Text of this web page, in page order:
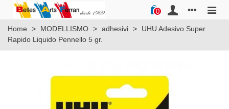
0
Home > MODELLISMO > adhesivi >
UHU Adesivo Super
Rapido Liquido Pennello 5 gr.